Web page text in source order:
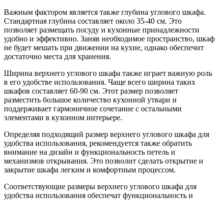
Важным фактором является также глубина углового шкафа.
Стандартная глубина составляет около 35-40 см. Это
позволяет размещать посуду и кухонные принадлежности
удобно и эффективно. Заняв необходимое пространство, шкаф
не будет мешать при движении на кухне, однако обеспечит
достаточно места для хранения.
Ширина верхнего углового шкафа также играет важную роль
в его удобстве использования. Чаще всего ширина таких
шкафов составляет 60-90 см. Этот размер позволяет
разместить большое количество кухонной утвари и
поддерживает гармоничное сочетание с остальными
элементами в кухонном интерьере.
Определяя подходящий размер верхнего углового шкафа для
удобства использования, рекомендуется также обратить
внимание на дизайн и функциональность петель и
механизмов открывания. Это позволит сделать открытие и
закрытие шкафа легким и комфортным процессом.
Соответствующие размеры верхнего углового шкафа для
удобства использования обеспечат функциональность и